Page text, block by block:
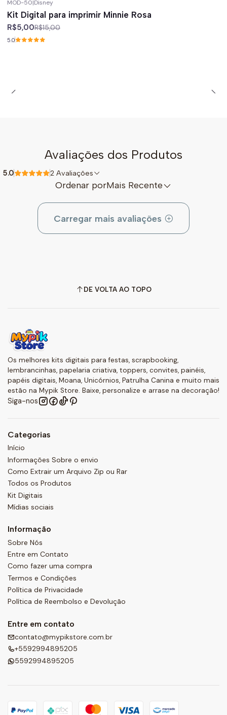
MOD-50|Disney
Kit Digital para imprimir Minnie Rosa
R$5,00R$15,00
5.0
Avaliações dos Produtos
5.0 2 Avaliações
Ordenar porMais Recente
Carregar mais avaliações
DE VOLTA AO TOPO
Os melhores kits digitais para festas, scrapbooking,
lembrancinhas, papelaria criativa, toppers, convites, painéis,
papéis digitais, Moana, Unicórnios, Patrulha Canina e muito mais
estão na Mypik Store. Baixe, personalize e arrase na decoração!
Siga-nos
Categorias
Início
Informações Sobre o envio
Como Extrair um Arquivo Zip ou Rar
Todos os Produtos
Kit Digitais
Mídias sociais
Informação
Sobre Nós
Entre em Contato
Como fazer uma compra
Termos e Condições
Política de Privacidade
Política de Reembolso e Devolução
Entre em contato
contato@mypikstore.com.br
+5592994895205
5592994895205